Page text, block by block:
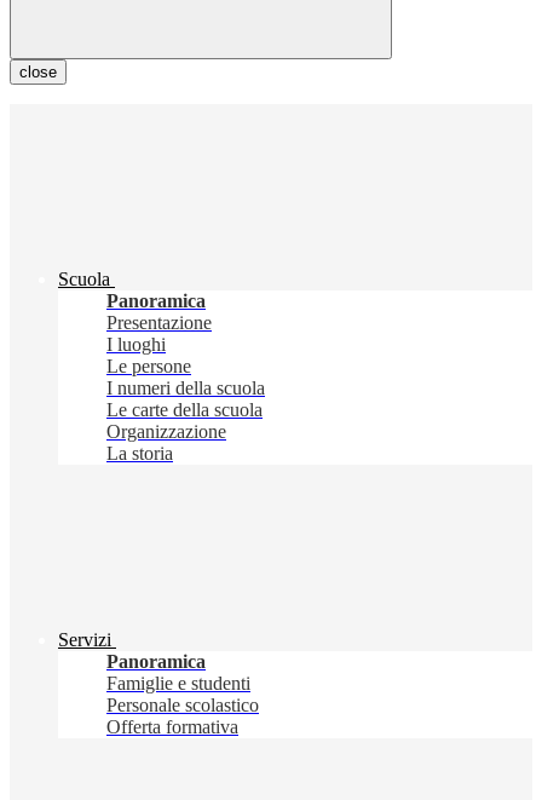
close
Scuola
Panoramica
Presentazione
I luoghi
Le persone
I numeri della scuola
Le carte della scuola
Organizzazione
La storia
Servizi
Panoramica
Famiglie e studenti
Personale scolastico
Offerta formativa